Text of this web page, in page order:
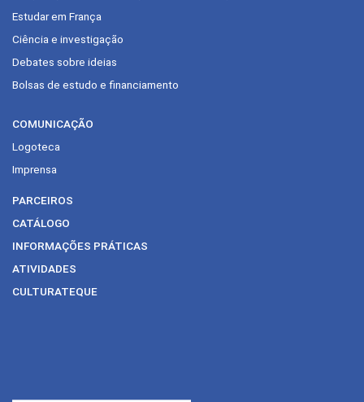
Estudar em França
Ciência e investigação
Debates sobre ideias
Bolsas de estudo e financiamento
COMUNICAÇÃO
Logoteca
Imprensa
PARCEIROS
CATÁLOGO
INFORMAÇÕES PRÁTICAS
ATIVIDADES
CULTURATEQUE